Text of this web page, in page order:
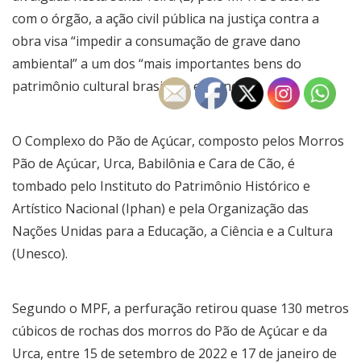
com o órgão, a ação civil pública na justiça contra a
obra visa “impedir a consumação de grave dano
ambiental” a um dos “mais importantes bens do
patrimônio cultural brasileiro e mundial”.
O Complexo do Pão de Açúcar, composto pelos Morros
Pão de Açúcar, Urca, Babilônia e Cara de Cão, é
tombado pelo Instituto do Patrimônio Histórico e
Artístico Nacional (Iphan) e pela Organização das
Nações Unidas para a Educação, a Ciência e a Cultura
(Unesco).
Segundo o MPF, a perfuração retirou quase 130 metros
cúbicos de rochas dos morros do Pão de Açúcar e da
Urca, entre 15 de setembro de 2022 e 17 de janeiro de